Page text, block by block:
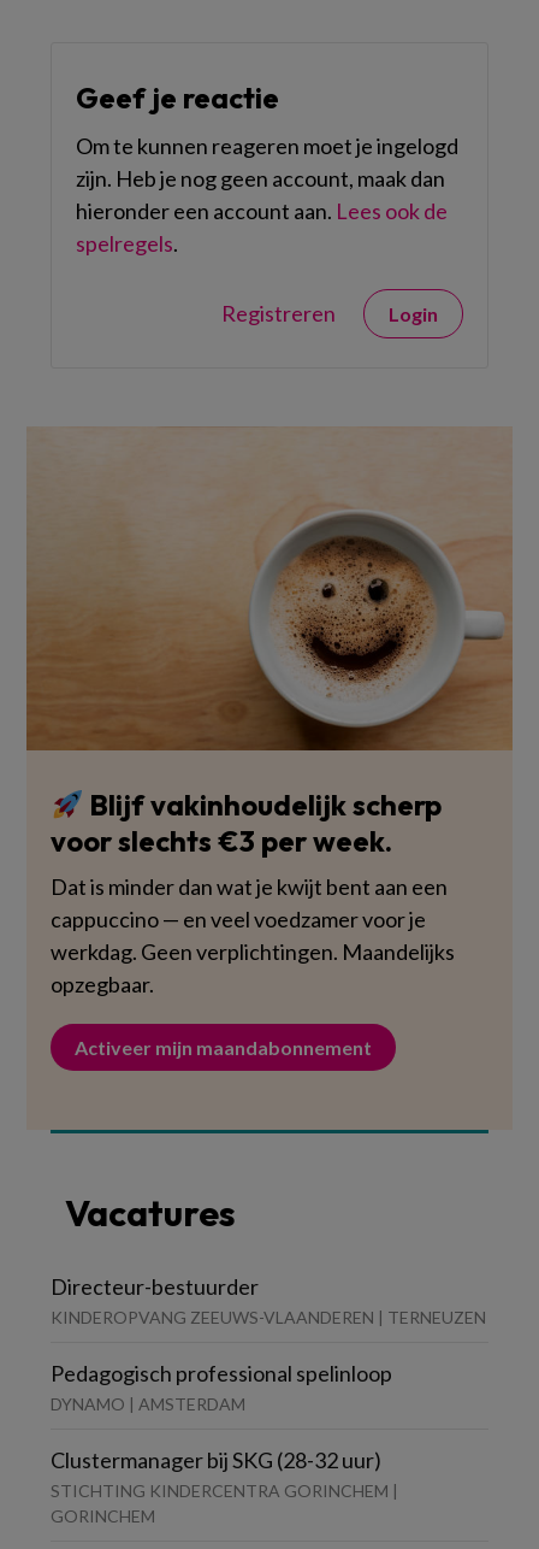
Geef je reactie
Om te kunnen reageren moet je ingelogd
zijn. Heb je nog geen account, maak dan
hieronder een account aan. Lees ook de
spelregels.
Registreren Login
Blijf vakinhoudelijk scherp
voor slechts €3 per week.
Dat is minder dan wat je kwijt bent aan een
cappuccino — en veel voedzamer voor je
werkdag. Geen verplichtingen. Maandelijks
opzegbaar.
Activeer mijn maandabonnement
Vacatures
Directeur-bestuurder
KINDEROPVANG ZEEUWS-VLAANDEREN | TERNEUZEN
Pedagogisch professional spelinloop
DYNAMO | AMSTERDAM
Clustermanager bij SKG (28-32 uur)
STICHTING KINDERCENTRA GORINCHEM |
GORINCHEM